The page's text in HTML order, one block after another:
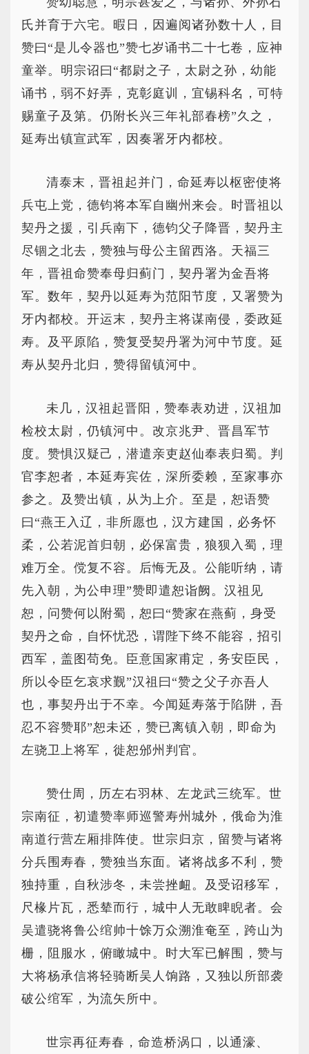
氏并育于六宅。暇日，因遍阅诸孙数十人，目
赞曰“是儿令器也”赞七岁诵书二十七卷，应神
童举。明宗诏曰“都尉之子，太尉之孙，幼能
诵书，弱不好弄，克彰庭训，宜锡科名，可特
赐童子及第。仍附长兴三年礼部春榜”久之，
延寿出镇宣武军，因奏署牙内都校。
清泰末，晋祖起并门，命延寿以枢密使将
兵屯上党，德钧将本军自幽州来会。时晋祖以
契丹之援，引兵南下，德钧父子降晋，契丹主
尽锢之北去，赞独与母公主留西洛。天福三
年，晋祖命赞奉母归蓟门，契丹署为金吾将
军。数年，契丹以延寿为范阳节度，又署赞为
牙内都校。开运末，契丹主将谋南侵，委政延
寿。及平原陷，赞复受契丹署为河中节度。延
寿从契丹北归，赞得留镇河中。
未几，汉祖起晋阳，赞奉表劝进，汉祖加
检校太尉，仍镇河中。改京兆尹、晋昌军节
度。赞惧汉疑己，潜遣亲吏赵仙奉表归蜀。判
官李恕者，本延寿宾佐，深所委赖，至家事亦
参之。及赞出镇，从为上介。至是，恕语赞
曰“燕王入辽，非所愿也，汉方建国，必务怀
柔，公若泥首归朝，必保富贵，狼狈入蜀，理
难万全。傥复不容。后悔无及。公能听纳，请
先入朝，为公申理”赞即遣恕诣阙。汉祖见
恕，问赞何以附蜀，恕曰“赞家在燕蓟，身受
契丹之命，自怀忧恐，谓陛下终不能容，招引
西军，盖图苟免。臣意国家甫定，务安臣民，
所以令臣乞哀求觐”汉祖曰“赞之父子亦吾人
也，事契丹出于不幸。今闻延寿落于陷阱，吾
忍不容赞耶”恕未还，赞已离镇入朝，即命为
左骁卫上将军，徙恕邠州判官。
赞仕周，历左右羽林、左龙武三统军。世
宗南征，初遣赞率师巡警寿州城外，俄命为淮
南道行营左厢排阵使。世宗归京，留赞与诸将
分兵围寿春，赞独当东面。诸将战多不利，赞
独持重，自秋涉冬，未尝挫衄。及受诏移军，
尺椽片瓦，悉辇而行，城中人无敢睥睨者。会
吴遣骁将鲁公绾帅十馀万众溯淮奄至，跨山为
栅，阻服水，俯瞰城中。时大军已解围，赞与
大将杨承信将轻骑断吴人饷路，又独以所部袭
破公绾军，为流矢所中。
世宗再征寿春，命造桥涡口，以通濠、